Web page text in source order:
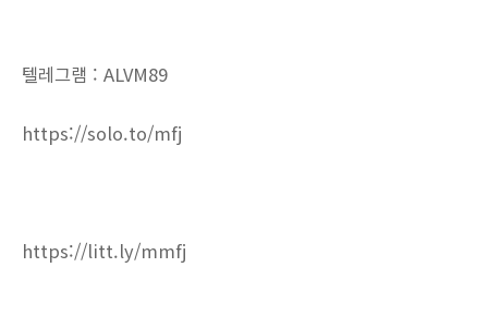
텔레그램 : ALVM89
https://solo.to/mfj
https://litt.ly/mmfj